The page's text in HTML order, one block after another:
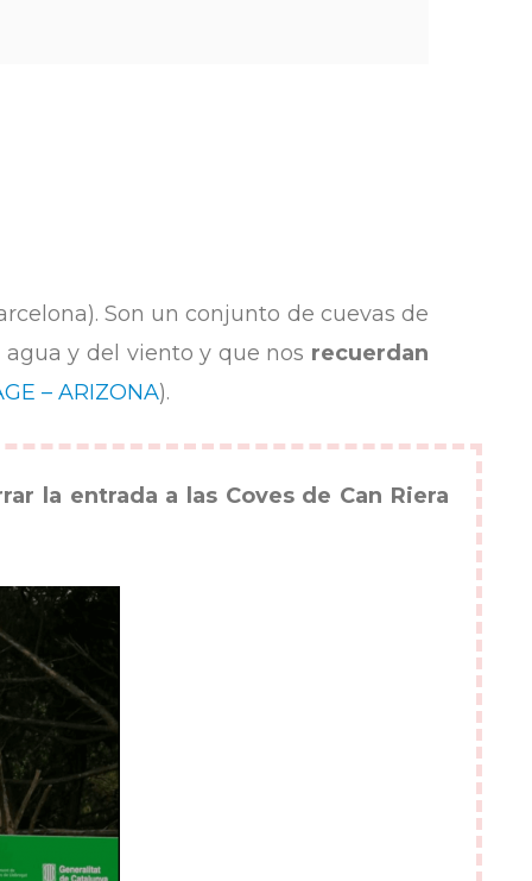
Son un conjunto de cuevas de
y del viento y que nos recuerdan
– ARIZONA).
la entrada a las Coves de Can Riera